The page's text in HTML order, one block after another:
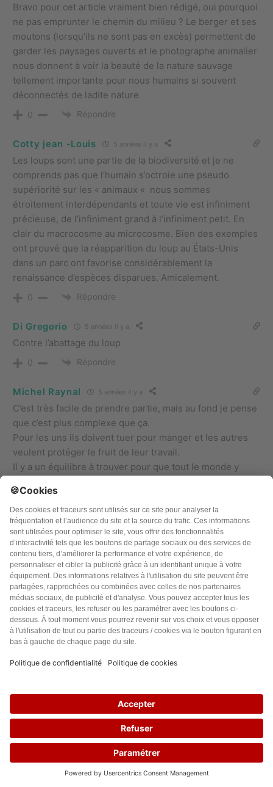
Bravo pour cet article vraiment bien rédigé, oui pourquoi
ne pas emprunter le chemin du milieu ? Le berger et ses
moutons (lorsqu’ils ne sont pas en excès) permettent de
garder les paysages ouverts et le photographe animalier
nous donnent à voir la beauté de la nature sauvage
tellement importante pour nous humains si souvent
déconnectés de ladite nature
0 Répondre
Cotty jean -Louis 5 années il y a
Les loups sont une partie de la biodiversité et je ne
comprends pas que l’humain s’octroie une pseudo
supériorité sur les « animaux « nous sommes
étroitement interdépendants et toute vie est infiniment
précieuse, de l’infiniment grand à l’infiniment petit. En
clair du macrocosme au microcosme. Bien des exemples
ont prouvé que la réapparition du loup au États-Unis
dans un parc ont favorise considérablement la
renaissance d’espèces disparues. Amicalement.
0 Répondre
Di Gregorio 5 années il y a
Contre l’abattage du loup
0 Répondre
Michel Raynal 5 années il y a
C’est très facile de prendre partie, mais au fond je pense
que c’est plus complexe que ça.
Pour les uns ils doivent tuer pour manger et les autres
veulent protéger le fruit de leur travail.
Il y a un équilibre à trouver pour que tout le monde y
Maintenant je pose la question à tous ceux qui sont pour
le loup à tout prix, êtes-vous prêt à donner de votre
temps pour entretenir la montagne, chose que font
naturellement les moutons?
Répondre
jean-marc Dupeyron 5 années il y a
Bonjour,en Europe est protégé par la convention de
Berne (1979)transcrite dans le droit français en 1989.En
France ,l’espèce est protégée sur le territoire national
implique pour les États,donc pour la France,de veiller à la
Un loup a autant de légitimité qu’un humain sur terre. La
vie sauvage est ce qu’elle est. Lequel est le plus
« sauvage » des deux ?